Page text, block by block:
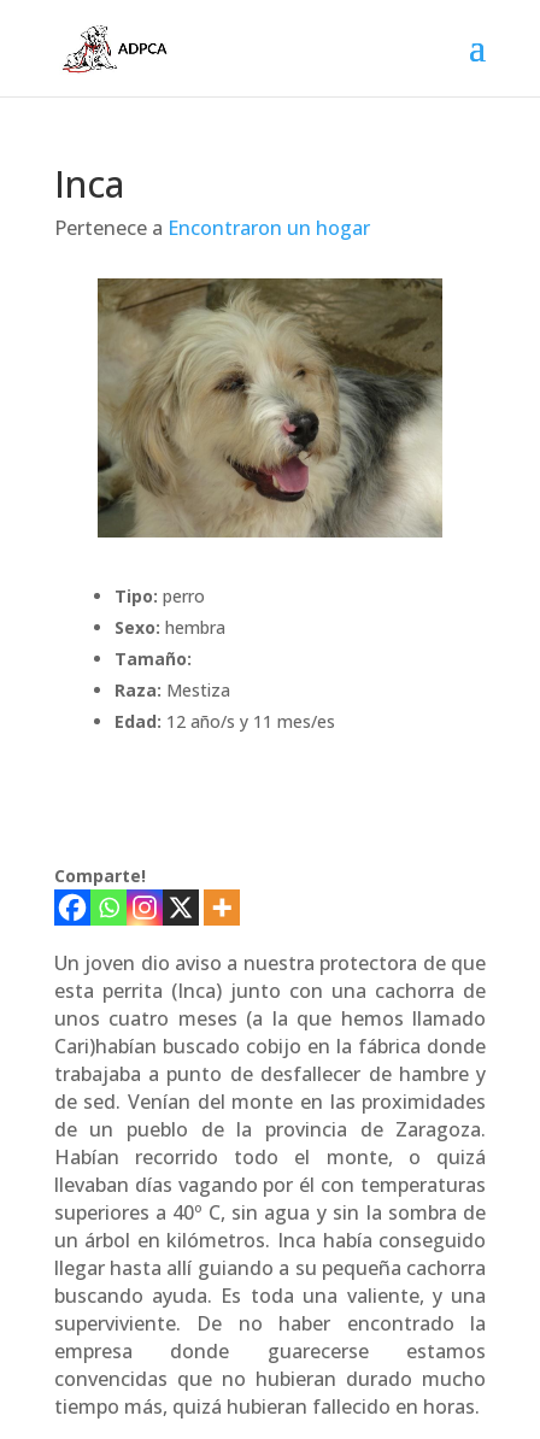
Inca
Pertenece a Encontraron un hogar
Tipo: perro
Sexo: hembra
Tamaño:
Raza: Mestiza
Edad: 12 año/s y 11 mes/es
Comparte!
Un joven dio aviso a nuestra protectora de que
esta perrita (Inca) junto con una cachorra de
unos cuatro meses (a la que hemos llamado
Cari)habían buscado cobijo en la fábrica donde
trabajaba a punto de desfallecer de hambre y
de sed. Venían del monte en las proximidades
de un pueblo de la provincia de Zaragoza.
Habían recorrido todo el monte, o quizá
llevaban días vagando por él con temperaturas
superiores a 40º C, sin agua y sin la sombra de
un árbol en kilómetros. Inca había conseguido
llegar hasta allí guiando a su pequeña cachorra
buscando ayuda. Es toda una valiente, y una
superviviente. De no haber encontrado la
empresa donde guarecerse estamos
convencidas que no hubieran durado mucho
tiempo más, quizá hubieran fallecido en horas.